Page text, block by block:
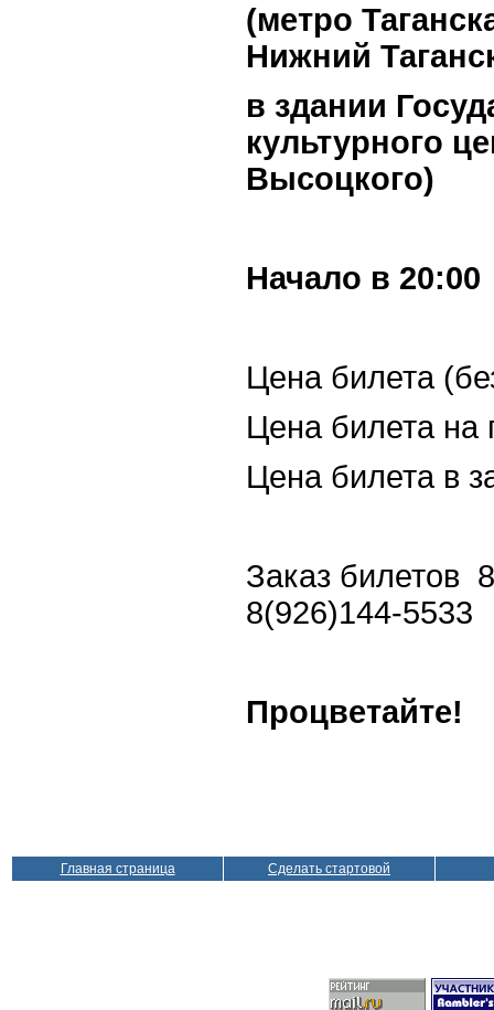
(метро
Нижний
в здании
культурного
Высоцкого)
Начало в 20:00
Цена билета
Цена билета на
Цена билета в
Заказ билетов
8(926)144-5533
Процветайте!
Главная страница Сделать стартовой